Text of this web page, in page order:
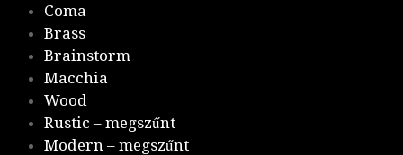
Coma
Brass
Brainstorm
Macchia
Wood
Rustic – megszűnt
Modern – megszűnt